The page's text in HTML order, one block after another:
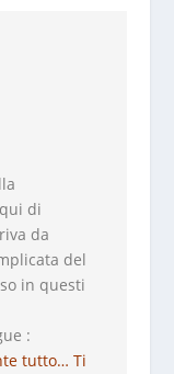
di
da
del
in questi
:
tutto… Ti